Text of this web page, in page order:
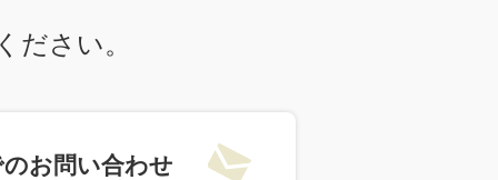
ださい。
お問い合わせ